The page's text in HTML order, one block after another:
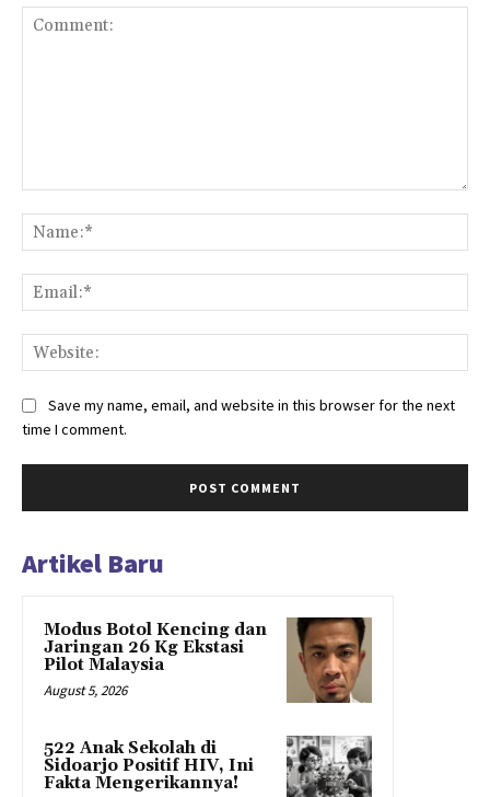
Save my name, email, and website in this browser for the next
time I comment.
Artikel Baru
Modus Botol Kencing dan
Jaringan 26 Kg Ekstasi
Pilot Malaysia
August 5, 2026
522 Anak Sekolah di
Sidoarjo Positif HIV, Ini
Fakta Mengerikannya!